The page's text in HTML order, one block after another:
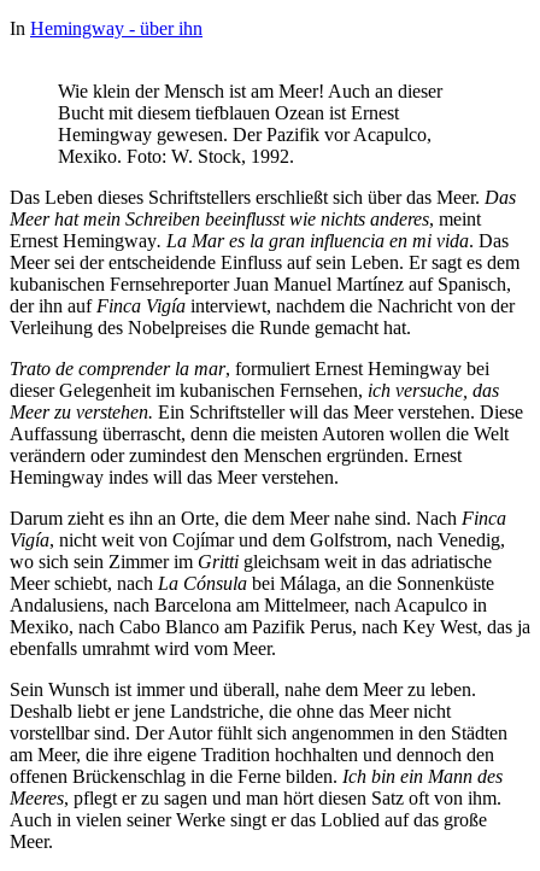
In Hemingway - über ihn
Wie klein der Mensch ist am Meer! Auch an dieser
Bucht mit diesem tiefblauen Ozean ist Ernest
Hemingway gewesen. Der Pazifik vor Acapulco,
Mexiko. Foto: W. Stock, 1992.
Das Leben dieses Schriftstellers erschließt sich über das Meer. Das
Meer hat mein Schreiben beeinflusst wie nichts anderes, meint
Ernest Hemingway. La Mar es la gran influencia en mi vida. Das
Meer sei der entscheidende Einfluss auf sein Leben. Er sagt es dem
kubanischen Fernsehreporter Juan Manuel Martínez auf Spanisch,
der ihn auf Finca Vigía interviewt, nachdem die Nachricht von der
Verleihung des Nobelpreises die Runde gemacht hat.
Trato de comprender la mar, formuliert Ernest Hemingway bei
dieser Gelegenheit im kubanischen Fernsehen, ich versuche, das
Meer zu verstehen. Ein Schriftsteller will das Meer verstehen. Diese
Auffassung überrascht, denn die meisten Autoren wollen die Welt
verändern oder zumindest den Menschen ergründen. Ernest
Hemingway indes will das Meer verstehen.
Darum zieht es ihn an Orte, die dem Meer nahe sind. Nach Finca
Vigía, nicht weit von Cojímar und dem Golfstrom, nach Venedig,
wo sich sein Zimmer im Gritti gleichsam weit in das adriatische
Meer schiebt, nach La Cónsula bei Málaga, an die Sonnenküste
Andalusiens, nach Barcelona am Mittelmeer, nach Acapulco in
Mexiko, nach Cabo Blanco am Pazifik Perus, nach Key West, das ja
ebenfalls umrahmt wird vom Meer.
Sein Wunsch ist immer und überall, nahe dem Meer zu leben.
Deshalb liebt er jene Landstriche, die ohne das Meer nicht
vorstellbar sind. Der Autor fühlt sich angenommen in den Städten
am Meer, die ihre eigene Tradition hochhalten und dennoch den
offenen Brückenschlag in die Ferne bilden. Ich bin ein Mann des
Meeres, pflegt er zu sagen und man hört diesen Satz oft von ihm.
Auch in vielen seiner Werke singt er das Loblied auf das große
Meer.